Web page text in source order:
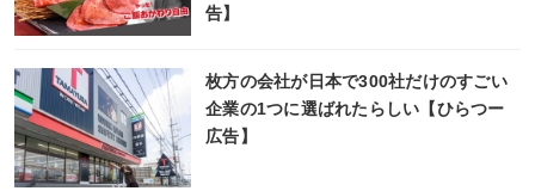
告】
枚方の会社が日本で300社だけのすごい
企業の1つに選ばれたらしい【ひらつー
広告】